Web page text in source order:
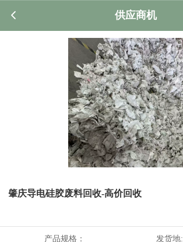
供应商机
肇庆‌导电硅胶废料回收-高价回收
产品规格： 发货地: